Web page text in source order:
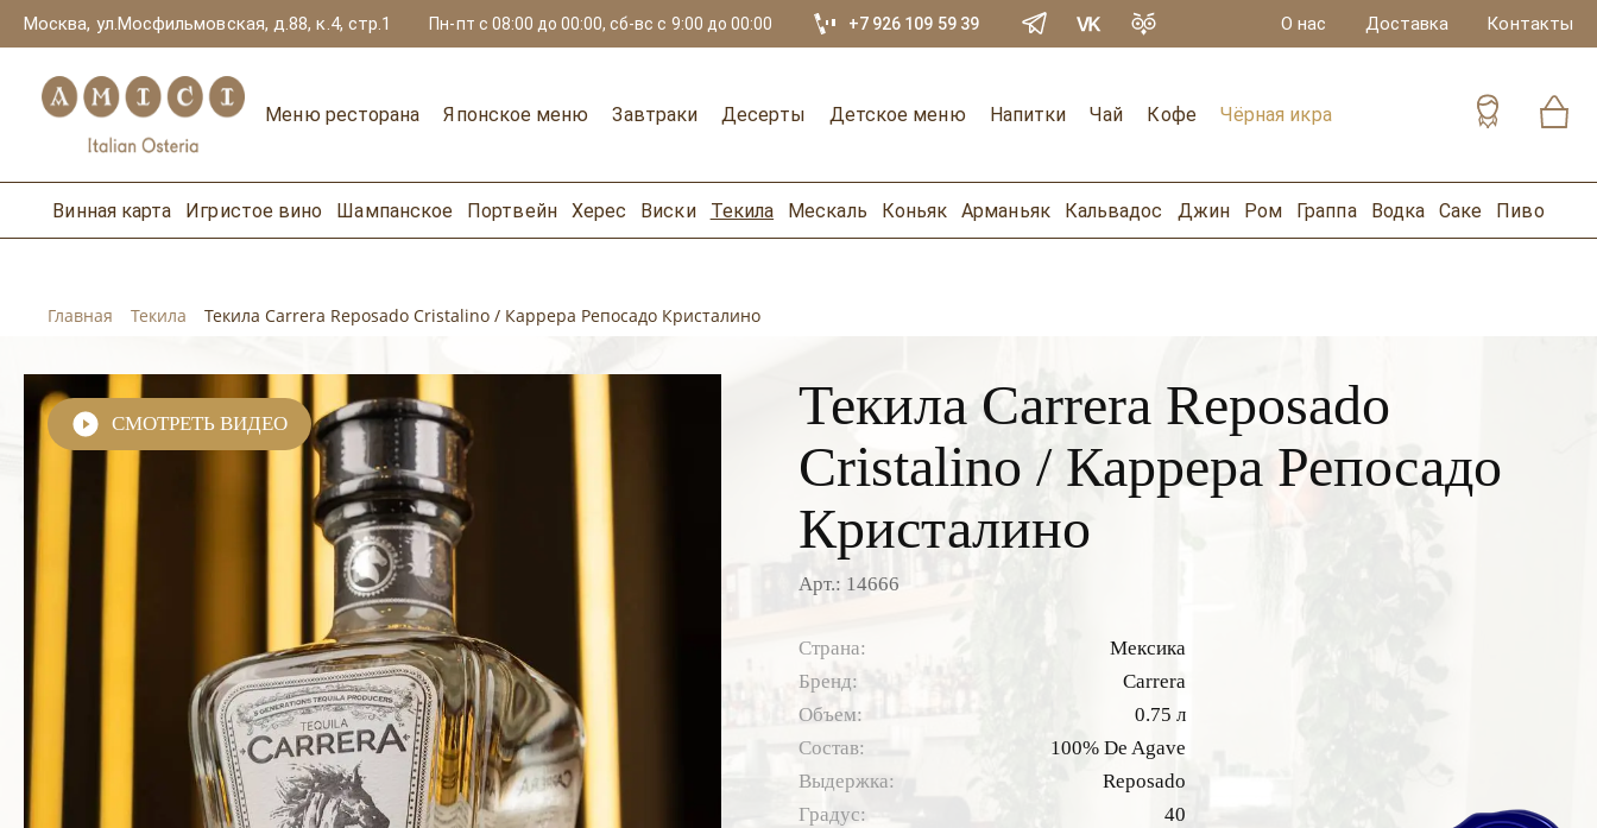
Москва, ул.Мосфильмовская, д.88, к.4, стр.1 Пн-пт с 08:00 до 00:00, сб-вс с 9:00 до 00:00 +7 926 109 59 39 О нас Доставка Контакты
Меню ресторана Японское меню Завтраки Десерты Детское меню Напитки Чай Кофе Чёрная икра
Винная карта Игристое вино Шампанское Портвейн Херес Виски Текила Мескаль Коньяк Арманьяк Кальвадос Джин Ром Граппа Водка Саке Пиво
Главная Текила Текила Carrera Reposado Cristalino / Каррера Репосадо Кристалино
СМОТРЕТЬ ВИДЕО
Текила Carrera Reposado
Cristalino / Каррера Репосадо
Кристалино
Арт.: 14666
Страна:
Мексика
Бренд:
Carrera
Объем:
0.75 л
Состав:
100% De Agave
Выдержка:
Reposado
Градус:
40